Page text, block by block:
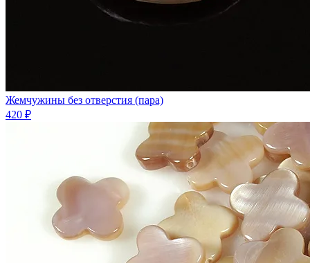
Жемчужины без отверстия (пара)
420 ₽